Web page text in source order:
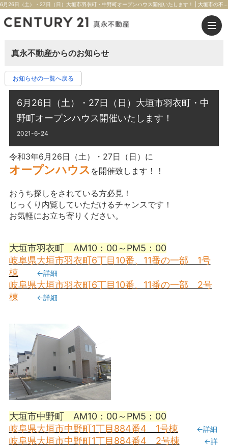
真永不動産からのお知らせ
お知らせの一覧へ戻る
6月26日（土）・27日（日）大垣市羽衣町・中
野町オープンハウス開催いたします！
2021-6-24
令和3年6月26日（土）・27日（日）に
オープンハウス を開催致します！！
おうち探しをされている方必見！
じっくり内覧していただけるチャンスです！
お気軽にお立ち寄りください。
大垣市羽衣町 AM10：00～PM5：00
岐阜県大垣市羽衣町6丁目10番、11番の一部 1号
棟
←詳細
岐阜県大垣市羽衣町6丁目10番、11番の一部 2号
棟
←詳細
大垣市中野町 AM10：00～PM5：00
岐阜県大垣市中野町1丁目884番4 1号棟 ←詳細
岐阜県大垣市中野町1丁目884番4 2号棟
←詳